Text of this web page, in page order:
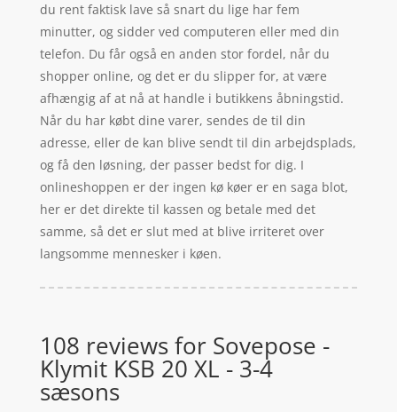
du rent faktisk lave så snart du lige har fem
minutter, og sidder ved computeren eller med din
telefon. Du får også en anden stor fordel, når du
shopper online, og det er du slipper for, at være
afhængig af at nå at handle i butikkens åbningstid.
Når du har købt dine varer, sendes de til din
adresse, eller de kan blive sendt til din arbejdsplads,
og få den løsning, der passer bedst for dig. I
onlineshoppen er der ingen kø køer er en saga blot,
her er det direkte til kassen og betale med det
samme, så det er slut med at blive irriteret over
langsomme mennesker i køen.
108 reviews for Sovepose -
Klymit KSB 20 XL - 3-4
sæsons